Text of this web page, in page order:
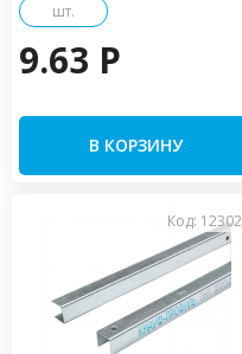
шт.
9.63 P
В КОРЗИНУ
Код: 12302